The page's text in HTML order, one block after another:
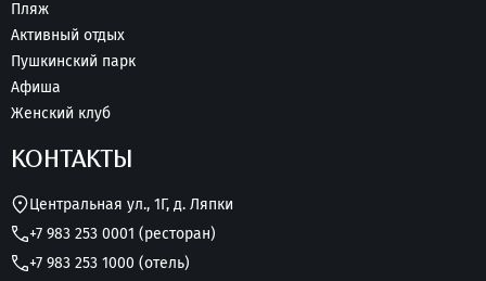
Пляж
Активный отдых
Пушкинский парк
Афиша
Женский клуб
КОНТАКТЫ
Центральная ул., 1Г, д. Ляпки
+7 983 253 0001 (ресторан)
+7 983 253 1000 (отель)